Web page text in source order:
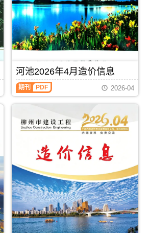
编，
百
色
市
造
价
息
期
刊
PDF
用
于
柳
州
工
程
估
算
编
制，
柳
州
价
汇
编，
柳
州
市
造
河池2026年4月造价信息
期刊 PDF 2026-04